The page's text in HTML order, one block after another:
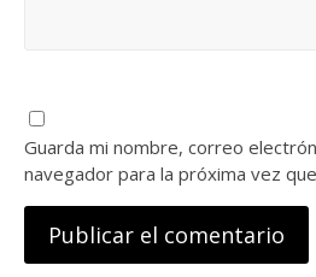
Guarda mi nombre, correo
navegador para la próxima vez